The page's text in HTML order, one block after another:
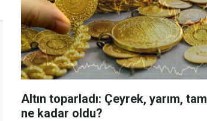
Altın toparladı: Çeyrek, yarım, tam
ne kadar oldu?